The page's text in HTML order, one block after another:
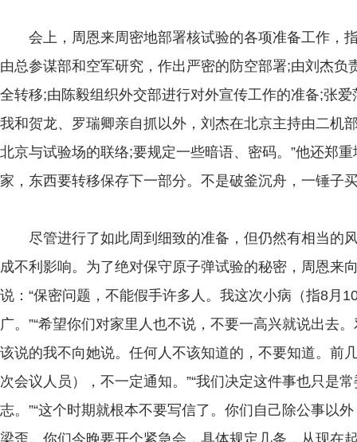
会上，周恩来周密地部署核试验的各项准备工作，指
由总参谋部和空军研究，作出严密的防空部署;由刘杰负
全转移;由陈毅组织外交部进行对外宣传工作的准备;张
我和贺龙、罗瑞卿亲自抓以外，刘杰在北京主持由二机
北京与试验场的联络;要规定一些暗语、密码。”他还郑
家，东西要转移保存下一部分。不是破釜沉舟，一锤子
尽管进行了如此周到细致的准备，但仍然有相当的
成不利影响。为了绝对保守原子弹试验的秘密，周恩来
说：“保密问题，不能假手许多人。我这次小病（指8月
广。”“希望你们对家里人也不说，不要一高兴就说出去
该说的我不向她说。任何人不该知道的，不要知道。前
次会议人员），不一定通知。”“我们决定这件事也只是
志。”“这个时期就根本不要写信了。你们自己除公事以
梁歪。你们今晚要开个紧急会，具体规定几条，从现在